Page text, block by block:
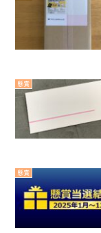
懸賞
懸賞